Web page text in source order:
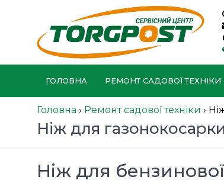
ГОЛОВНА РЕМОНТ САДОВОЇ ТЕХНІКИ
Головна › Ремонт садової техніки ›
Ніж для
Ніж для